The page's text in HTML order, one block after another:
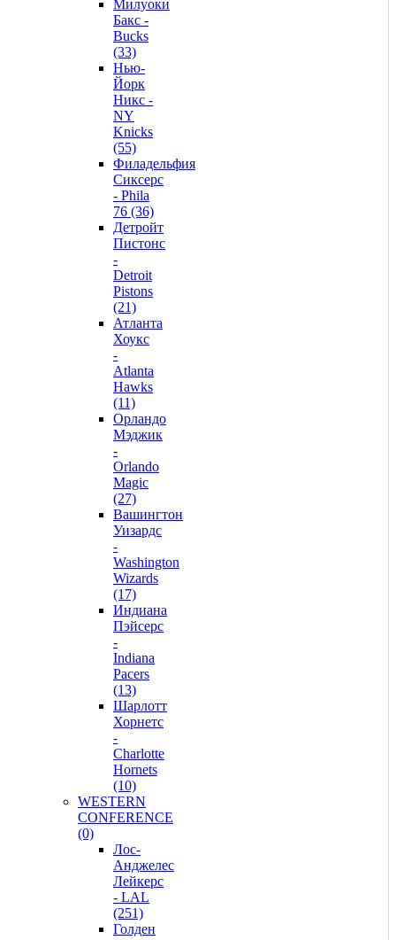
Милуоки
Бакс -
Bucks
(33)
Нью-
Йорк
Никс -
NY
Knicks
(55)
Филадельфия
Сиксерс
- Phila
76 (36)
Детройт
Пистонс
-
Detroit
Pistons
(21)
Атланта
Хоукс
-
Atlanta
Hawks
(11)
Орландо
Мэджик
-
Orlando
Magic
(27)
Вашингтон
Уизардс
-
Washington
Wizards
(17)
Индиана
Пэйсерс
-
Indiana
Pacers
(13)
Шарлотт
Хорнетс
-
Charlotte
Hornets
(10)
WESTERN
CONFERENCE
(0)
Лос-
Анджелес
Лейкерс
- LAL
(251)
Голден